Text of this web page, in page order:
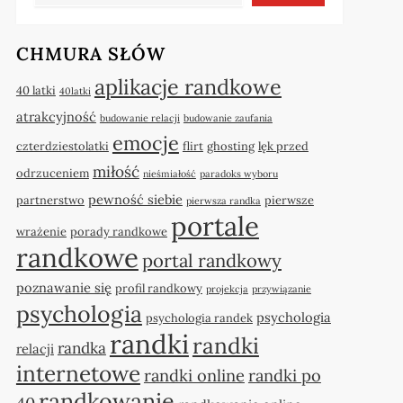
CHMURA SŁÓW
40 latki 40latki aplikacje randkowe
atrakcyjność budowanie relacji budowanie zaufania
czterdziestolatki emocje flirt ghosting lęk przed
odrzuceniem miłość nieśmiałość paradoks wyboru
partnerstwo pewność siebie pierwsza randka pierwsze
wrażenie porady randkowe portale
randkoweportal randkowy
poznawanie się profil randkowy projekcja przywiązanie
psychologia psychologia randek psychologia
relacji randka randkirandki
internetowe randki online randki po